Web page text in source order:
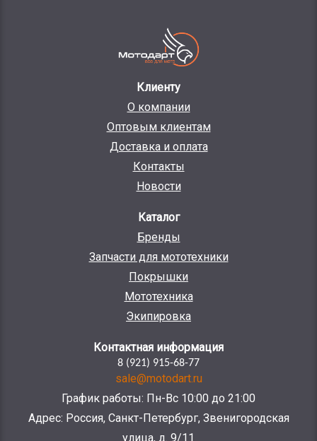
Клиенту
О компании
Оптовым клиентам
Доставка и оплата
Контакты
Новости
Каталог
Бренды
Запчасти для мототехники
Покрышки
Мототехника
Экипировка
Контактная информация
8 (921) 915-68-77
sale@motodart.ru
График работы: Пн-Вс 10:00 до 21:00
Адрес: Россия, Санкт-Петербург, Звенигородская
улица, д. 9/11